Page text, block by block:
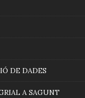
DE DADES
A SAGUNT